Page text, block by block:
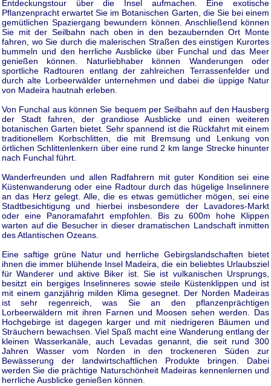
Entdeckungstour über die Insel aufmachen. Eine exotische
Pflanzenpracht erwartet Sie im Botanischen Garten, die Sie bei einem
gemütlichen Spaziergang bewundern können. Anschließend können
Sie mit der Seilbahn nach oben in den bezaubernden Ort Monte
fahren, wo Sie durch die malerischen Straßen des einstigen Kurortes
bummeln und den herrliche Ausblicke über Funchal und das Meer
genießen können. Naturliebhaber können Wanderungen oder
sportliche Radtouren entlang der zahlreichen Terrassenfelder und
durch alte Lorbeerwälder unternehmen und dabei die üppige Natur
von Madeira hautnah erleben.
Von Funchal aus können Sie bequem per Seilbahn auf den Hausberg
der Stadt fahren, der grandiose Ausblicke und einen weiteren
botanischen Garten bietet. Sehr spannend ist die Rückfahrt mit einem
traditionellem Korbschlitten, die mit Bremsung und Lenkung von
örtlichen Schlittenlenkern über eine rund 2 km lange Strecke hinunter
nach Funchal führt.
Wanderfreunden und allen Radfahrern mit guter Kondition sei eine
Küstenwanderung oder eine Radtour durch das hügelige Inselinnere
an das Herz gelegt. Alle, die es etwas gemütlicher mögen, sei eine
Stadtbesichtigung und hierbei insbesondere der Lavadores-Markt
oder eine Panoramafahrt empfohlen. Bis zu 600m hohe Klippen
warten auf die Besucher in dieser dramatischen Landschaft inmitten
des Atlantischen Ozeans.
Eine saftige grüne Natur und herrliche Gebirgslandschaften bietet
ihnen die immer blühende Insel Madeira, die ein beliebtes Urlaubsziel
für Wanderer und aktive Biker ist. Sie ist vulkanischen Ursprungs,
besitzt ein bergiges Inselinneres sowie steile Küstenklippen und ist
mit einem ganzjährig milden Klima gesegnet. Der Norden Madeiras
ist sehr regenreich, was Sie an den pflanzenprächtigen
Lorbeerwäldern mit ihren Farnen und Moosen sehen werden. Das
Hochgebirge ist dagegen karger und mit niedrigeren Bäumen und
Sträuchern bewachsen. Viel Spaß macht eine Wanderung entlang der
kleinen Wasserkanäle, auch Levadas genannt, die seit rund 300
Jahren Wasser vom Norden in den trockeneren Süden zur
Bewässerung der landwirtschaftlichen Produkte bringen. Dabei
werden Sie die prächtige Naturschönheit Madeiras kennenlernen und
herrliche Ausblicke genießen können.